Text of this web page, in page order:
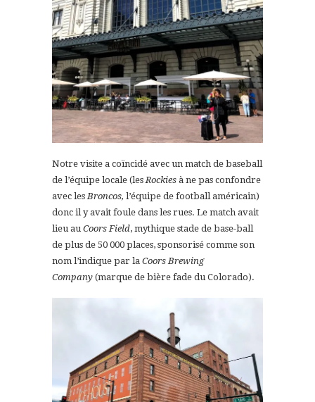
Notre visite a coïncidé avec un match de baseball
de l’équipe locale (lesRockies à ne pas confondre
avec lesBroncos, l’équipe de football américain)
donc il y avait foule dans les rues. Le match avait
lieu au Coors Field, mythique stade de base-ball
de plus de 50 000 places, sponsorisé comme son
nom l’indique par la Coors Brewing
Company (marque de bière fade du Colorado).